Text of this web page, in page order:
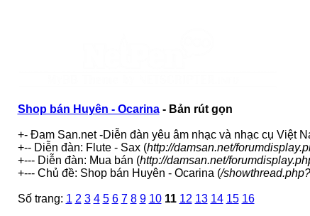
Shop bán Huyên - Ocarina- Bản rút gọn
+- Đam San.net -Diễn đàn yêu âm nhạc và nhạc cụ Việt
+-- Diễn đàn: Flute - Sax (http://damsan.net/
+--- Diễn đàn: Mua bán (http://damsan.net/
+--- Chủ đề: Shop bán Huyên - Ocarina (/
Số trang: 1 2 3 4 5 6 7 8 9 10 11 12 13 14 15 16